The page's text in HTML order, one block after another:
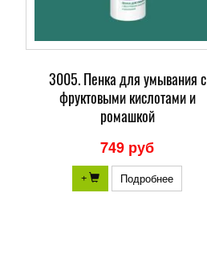
3005. Пенка для умывания с
фруктовыми кислотами и
ромашкой
749 руб
+ Подробнее